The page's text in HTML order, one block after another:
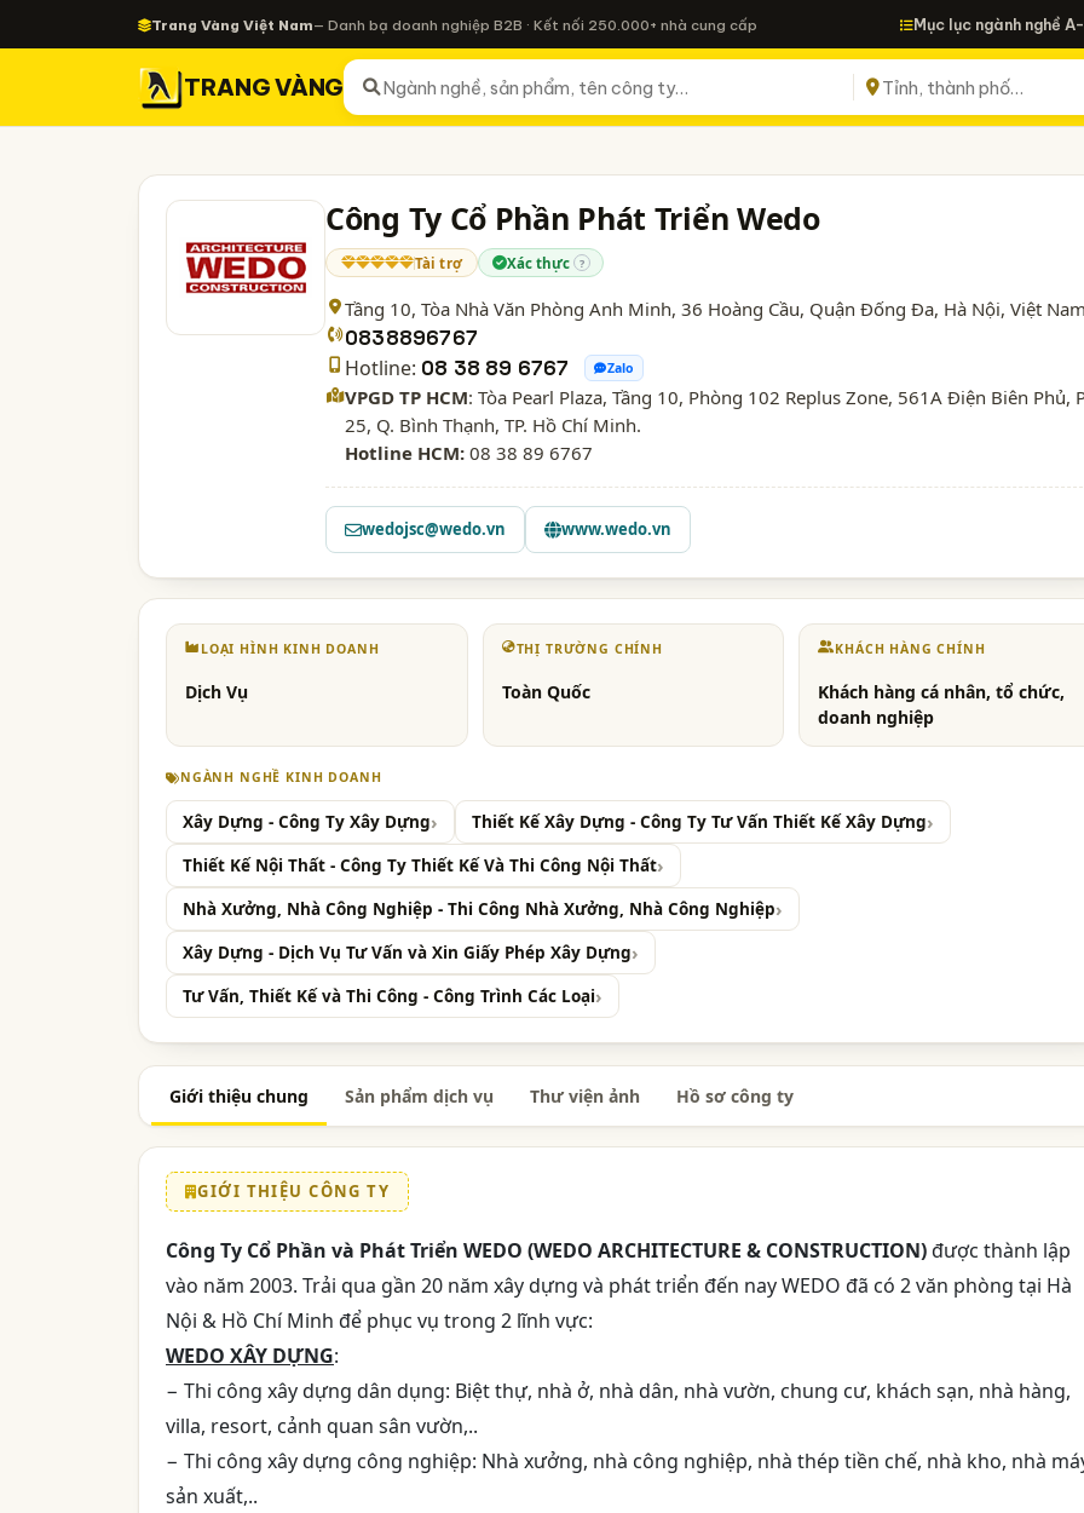
Trang Vàng Việt Nam— Danh bạ doanh nghiệp B2B · Kết nối 250.000+ nhà cung cấp Mục lục ngành nghề
TRANG VÀNG
Công Ty Cổ Phần Phát Triển Wedo
Tài trợ Xác thực ?
Tầng 10, Tòa Nhà Văn Phòng Anh Minh, 36 Hoàng Cầu, Quận Đống Đa, Hà Nội, Việt
0838896767
Hotline: 08 38 89 6767 Zalo
VPGD TP HCM: Tòa Pearl Plaza, Tầng 10, Phòng 102 Replus Zone, 561A Điện Biên Phủ,
25, Q. Bình Thạnh, TP. Hồ Chí Minh.
Hotline HCM: 08 38 89 6767
wedojsc@wedo.vn www.wedo.vn
LOẠI HÌNH KINH DOANH
Dịch Vụ
THỊ TRƯỜNG CHÍNH
Toàn Quốc
KHÁCH HÀNG CHÍNH
Khách hàng cá nhân, tổ chức,
doanh nghiệp
NGÀNH NGHỀ KINH DOANH
Xây Dựng - Công Ty Xây Dựng
Thiết Kế Xây Dựng - Công Ty Tư Vấn Thiết Kế Xây Dựng
Thiết Kế Nội Thất - Công Ty Thiết Kế Và Thi Công Nội Thất
Nhà Xưởng, Nhà Công Nghiệp - Thi Công Nhà Xưởng, Nhà Công Nghiệp
Xây Dựng - Dịch Vụ Tư Vấn và Xin Giấy Phép Xây Dựng
Tư Vấn, Thiết Kế và Thi Công - Công Trình Các Loại
Giới thiệu chung Sản phẩm dịch vụ Thư viện ảnh Hồ sơ công ty
GIỚI THIỆU CÔNG TY
Công Ty Cổ Phần và Phát Triển WEDO (WEDO ARCHITECTURE & CONSTRUCTION)được thành lập
vào năm 2003. Trải qua gần 20 năm xây dựng và phát triển đến nay WEDO đã có 2 văn phòng tại Hà
Nội & Hồ Chí Minh để phục vụ trong 2 lĩnh vực:
WEDO XÂY DỰNG:
− Thi công xây dựng dân dụng: Biệt thự, nhà ở, nhà dân, nhà vườn, chung cư, khách sạn, nhà hàng,
villa, resort, cảnh quan sân vườn,..
− Thi công xây dựng công nghiệp: Nhà xưởng, nhà công nghiệp, nhà thép tiền chế, nhà kho, nhà
sản xuất,..